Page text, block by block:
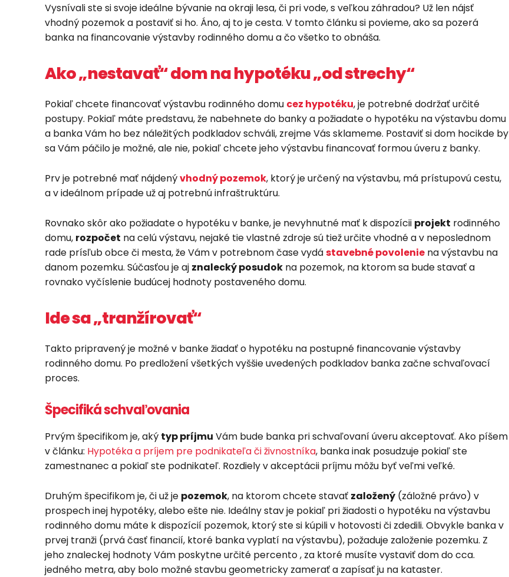
Vysnívali ste si svoje ideálne bývanie na okraji lesa, či pri vode, s veľkou záhradou? Už len nájsť
vhodný pozemok a postaviť si ho. Áno, aj to je cesta. V tomto článku si povieme, ako sa pozerá
banka na financovanie výstavby rodinného domu a čo všetko to obnáša.
Ako „nestavať“ dom na hypotéku „od strechy“
Pokiaľ chcete financovať výstavbu rodinného domu cez hypotéku, je potrebné dodržať určité
postupy. Pokiaľ máte predstavu, že nabehnete do banky a požiadate o hypotéku na výstavbu domu
a banka Vám ho bez náležitých podkladov schváli, zrejme Vás sklameme. Postaviť si dom hocikde by
sa Vám páčilo je možné, ale nie, pokiaľ chcete jeho výstavbu financovať formou úveru z banky.
Prv je potrebné mať nájdenývhodný pozemok, ktorý je určený na výstavbu, má prístupovú cestu,
a v ideálnom prípade už aj potrebnú infraštruktúru.
Rovnako skôr ako požiadate o hypotéku v banke, je nevyhnutné mať k dispozícii projekt rodinného
domu, rozpočet na celú výstavu, nejaké tie vlastné zdroje sú tiež určite vhodné a v neposlednom
rade prísľub obce či mesta, že Vám v potrebnom čase vydástavebné povolenie na výstavbu na
danom pozemku. Súčasťou je aj znalecký posudok na pozemok, na ktorom sa bude stavať a
rovnako vyčíslenie budúcej hodnoty postaveného domu.
Ide sa „tranžírovať“
Takto pripravený je možné v banke žiadať o hypotéku na postupné financovanie výstavby
rodinného domu. Po predložení všetkých vyššie uvedených podkladov banka začne schvaľovací
proces.
Špecifiká schvaľovania
Prvým špecifikom je, aký typ príjmu Vám bude banka pri schvaľovaní úveru akceptovať. Ako píšem
v článku: Hypotéka a príjem pre podnikateľa či živnostníka, banka inak posudzuje pokiaľ ste
zamestnanec a pokiaľ ste podnikateľ. Rozdiely v akceptácii príjmu môžu byť veľmi veľké.
Druhým špecifikom je, či už je pozemok, na ktorom chcete stavať založený (záložné právo) v
prospech inej hypotéky, alebo ešte nie. Ideálny stav je pokiaľ pri žiadosti o hypotéku na výstavbu
rodinného domu máte k dispozícií pozemok, ktorý ste si kúpili v hotovosti či zdedili. Obvykle banka v
prvej tranži (prvá časť financií, ktoré banka vyplatí na výstavbu), požaduje založenie pozemku. Z
jeho znaleckej hodnoty Vám poskytne určité percento , za ktoré musíte vystaviť dom do cca.
jedného metra, aby bolo možné stavbu geometricky zamerať a zapísať ju na kataster.